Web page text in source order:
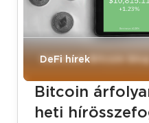
CoinCash Bitcoin blog
DeFi hírek
Bitcoin
heti